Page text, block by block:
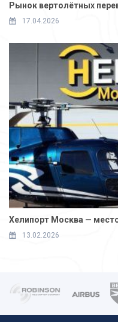
Рынок вертолётных
17.04.2026
Хелипорт Москва —
13.02.2026